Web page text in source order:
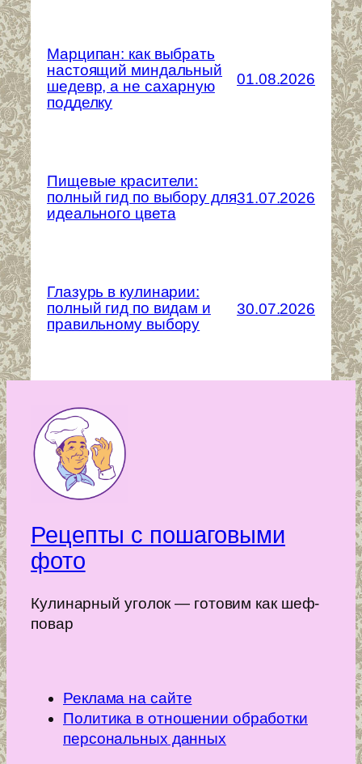
Марципан: как выбрать
настоящий миндальный
шедевр, а не сахарную
подделку
01.08.2026
Пищевые красители:
полный гид по выбору для
идеального цвета
31.07.2026
Глазурь в кулинарии:
полный гид по видам и
правильному выбору
30.07.2026
Рецепты с пошаговыми
фото
Кулинарный уголок — готовим как шеф-
повар
Реклама на сайте
Политика в отношении обработки
персональных данных